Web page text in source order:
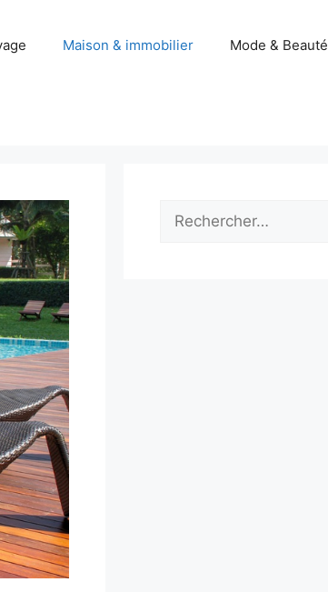
Maison & immobilier Mode & Beauté
Rechercher :